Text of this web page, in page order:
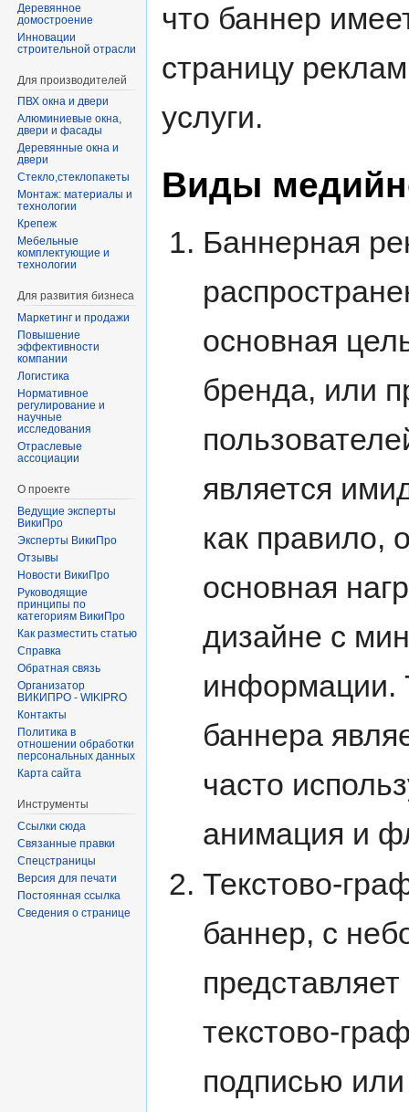
что баннер
страницу
услуги.
Виды
Баннерная
основная
бренда, или
является
как правило,
основная
дизайне с
информации.
баннера
часто
анимация и
Текстово-
баннер, с
текстово-
подписью
Деревянное
домостроение
Инновации
строительной отрасли
Для производителей
ПВХ окна и двери
Алюминиевые окна,
двери и фасады
Деревянные окна и
двери
Стекло,стеклопакеты
Монтаж: материалы и
технологии
Крепеж
Мебельные
комплектующие и
технологии
Для развития бизнеса
Маркетинг и продажи
Повышение
эффективности
компании
Логистика
Нормативное
регулирование и
научные
исследования
Отраслевые
ассоциации
О проекте
Ведущие эксперты
ВикиПро
Эксперты ВикиПро
Отзывы
Новости ВикиПро
Руководящие
принципы по
категориям ВикиПро
Как разместить статью
Справка
Обратная связь
Организатор
ВИКИПРО - WIKIPRO
Контакты
Политика в
отношении обработки
персональных данных
Карта сайта
Инструменты
Ссылки сюда
Связанные правки
Спецстраницы
Версия для печати
Постоянная ссылка
Сведения о странице